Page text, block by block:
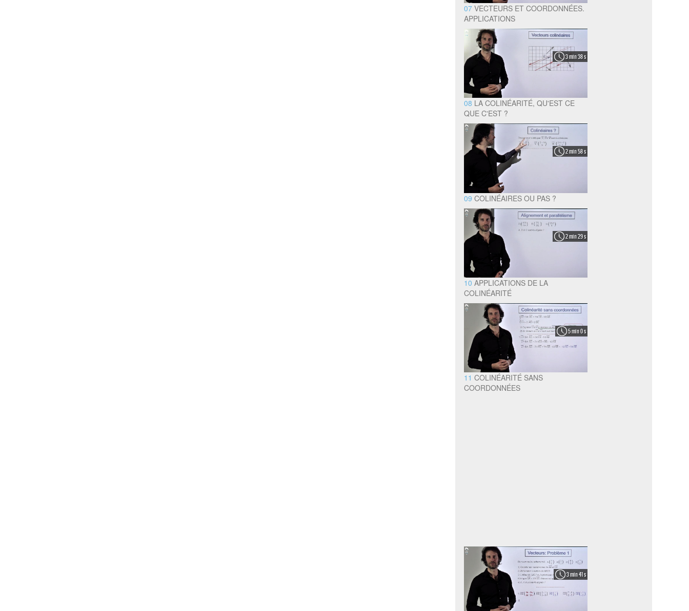
07VECTEURS ET COORDONNÉES.
APPLICATIONS
3 min 38 s
08 LA COLINÉARITÉ, QU'EST CE
QUE C'EST ?
2 min 58 s
09COLINÉAIRES OU PAS ?
2 min 29 s
10APPLICATIONS DE LA
COLINÉARITÉ
5 min 0 s
11COLINÉARITÉ SANS
COORDONNÉES
3 min 41 s